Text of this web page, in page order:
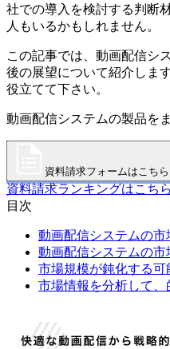
社での導入を検討する判断
人もいるかもしれません。
この記事では、動画配信シ
後の展望について紹介しま
役立てて下さい。
動画配信システムの製品を
資料請求フォームはこちら
資料請求ランキングはこちら
目次
動画配信システムの市
動画配信システムの市
市場規模が鈍化する可
市場情報を分析して、